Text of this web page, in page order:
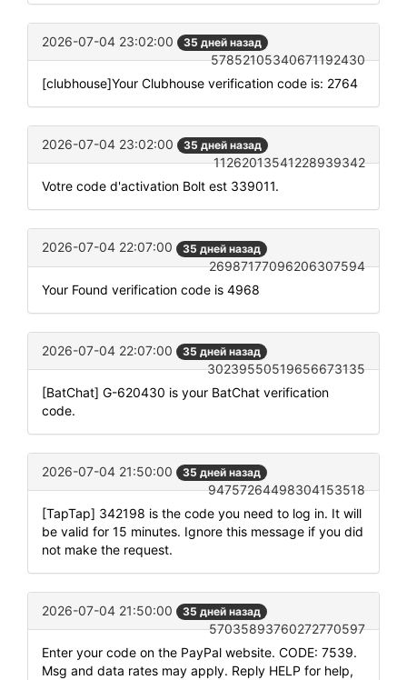
2026-07-04 23:02:00 35 дней назад
57852105340671192430
[clubhouse]Your Clubhouse verification code is: 2764
2026-07-04 23:02:00 35 дней назад
11262013541228939342
Votre code d'activation Bolt est 339011.
2026-07-04 22:07:00 35 дней назад
26987177096206307594
Your Found verification code is 4968
2026-07-04 22:07:00 35 дней назад
30239550519656673135
[BatChat] G-620430 is your BatChat verification
code.
2026-07-04 21:50:00 35 дней назад
94757264498304153518
[TapTap] 342198 is the code you need to log in. It will
be valid for 15 minutes. Ignore this message if you did
not make the request.
2026-07-04 21:50:00 35 дней назад
57035893760272770597
Enter your code on the PayPal website. CODE: 7539.
Msg and data rates may apply. Reply HELP for help,